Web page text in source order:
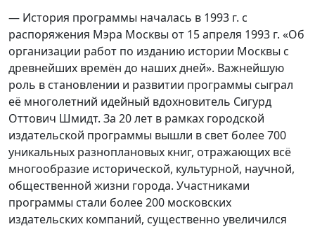
— История программы началась в 1993 г. с
распоряжения Мэра Москвы от 15 апреля 1993 г. «Об
организации работ по изданию истории Москвы с
древнейших времён до наших дней». Важнейшую
роль в становлении и развитии программы сыграл
её многолетний идейный вдохновитель Сигурд
Оттович Шмидт. За 20 лет в рамках городской
издательской программы вышли в свет более 700
уникальных разноплановых книг, отражающих всё
многообразие исторической, культурной, научной,
общественной жизни города. Участниками
программы стали более 200 московских
издательских компаний, существенно увеличился